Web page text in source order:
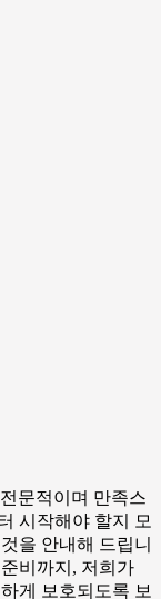
문적이며 만족스
시작해야 할지 모
을 안내해 드립니
비까지, 저희가
게 보호되도록 보